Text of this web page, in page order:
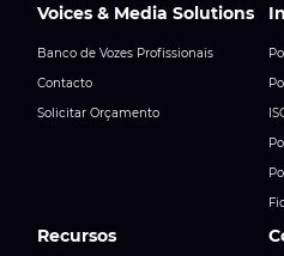
Voices & Media Solutions
Banco de Vozes Profissionais
Contacto
Solicitar Orçamento
Recursos